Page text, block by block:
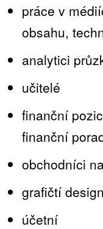
práce v
obsahu,
analytici
učitelé
finanční
finanční
obchodníci
grafičtí
účetní